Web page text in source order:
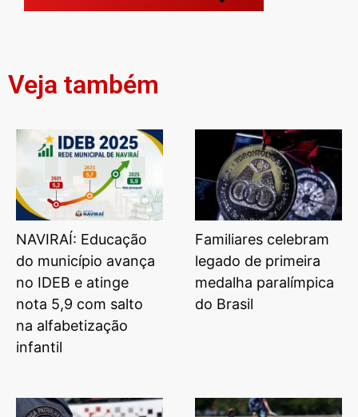
Veja também
NAVIRAÍ: Educação
do município avança
no IDEB e atinge
nota 5,9 com salto
na alfabetização
infantil
Familiares celebram
legado de primeira
medalha paralímpica
do Brasil